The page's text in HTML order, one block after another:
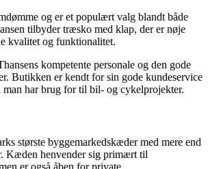
og er et populært valg blandt både
tilbyder træsko med klap, der er nøje
kvalitet og funktionalitet.
kompetente personale og den gode
Butikken er kendt for sin gode kundeservice
man har brug for til bil- og cykelprojekter.
største byggemarkedskæder med mere end
Kæden henvender sig primært til